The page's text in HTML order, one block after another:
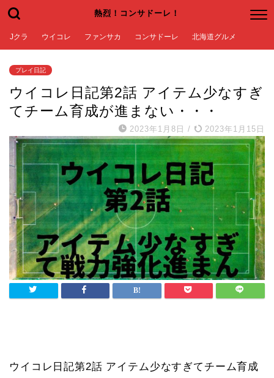
熱烈！コンサドーレ！
Jクラ ウイコレ ファンサカ コンサドーレ 北海道グルメ
プレイ日記
ウイコレ日記第2話 アイテム少なすぎ
てチーム育成が進まない・・・
2023年1月8日 / 2023年1月15日
ウイコレ日記第2話 アイテム少なすぎてチーム育成